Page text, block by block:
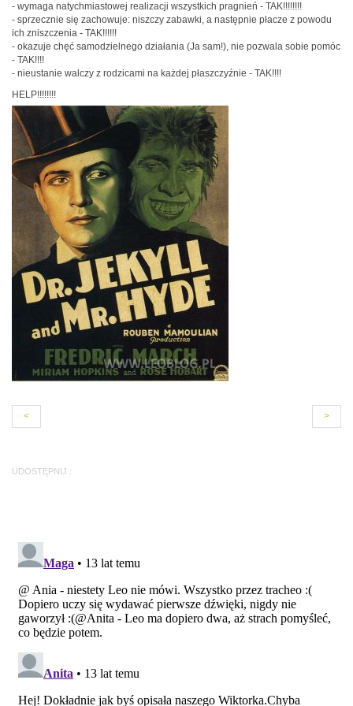
- wymaga natychmiastowej realizacji wszystkich pragnień - TAK!!!!!!!!
- sprzecznie się zachowuje: niszczy zabawki, a następnie płacze z powodu
ich zniszczenia - TAK!!!!!!
- okazuje chęć samodzielnego działania (Ja sam!), nie pozwala sobie pomóc
- TAK!!!!
- nieustanie walczy z rodzicami na każdej płaszczyźnie - TAK!!!!
HELP!!!!!!!!
< >
UDOSTĘPNIJ :